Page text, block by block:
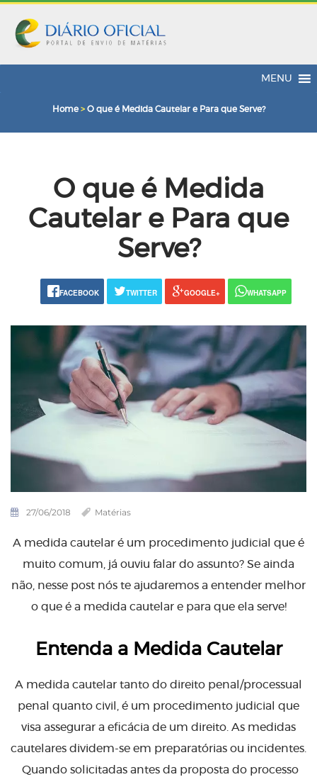
MENU
Home> O que é Medida Cautelar e Para que Serve?
O que é Medida
Cautelar e Para que
Serve?
FACEBOOK TWITTER GOOGLE+ WHATSAPP
27/06/2018 Matérias
A medida cautelar é um procedimento judicial que é
muito comum, já ouviu falar do assunto? Se ainda
não, nesse post nós te ajudaremos a entender melhor
o que é a medida cautelar e para que ela serve!
Entenda a Medida Cautelar
A medida cautelar tanto do direito penal/processual
penal quanto civil, é um procedimento judicial que
visa assegurar a eficácia de um direito. As medidas
cautelares dividem-se em preparatórias ou incidentes.
Quando solicitadas antes da proposta do processo